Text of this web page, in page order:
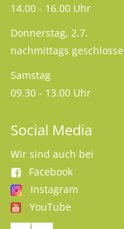
14.00 - 16.00 Uhr
Donnerstag, 2.7.
nachmittags
Samstag
09.30 - 13.00 Uhr
Social Media
Wir sind auch bei
Facebook
Instagram
YouTube